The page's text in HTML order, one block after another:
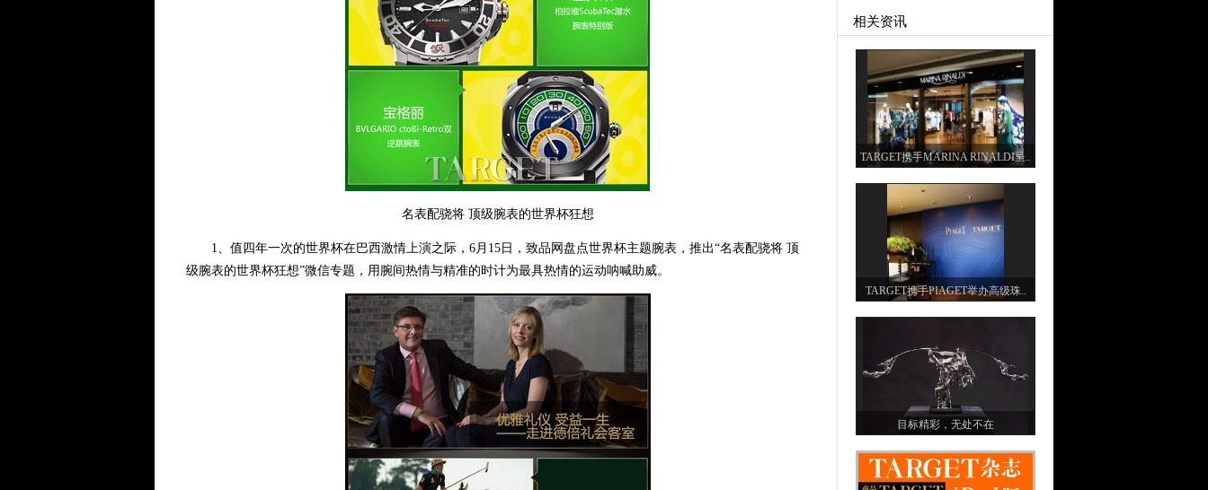
名表配骁将 顶级腕表的世界杯狂想
1、值四年一次的世界杯在巴西激情上演之际，6月15日，致品网盘点世界杯主题腕表，推出“名表配骁将 顶
级腕表的世界杯狂想”微信专题，用腕间热情与精准的时计为最具热情的运动呐喊助威。
相关资讯
TARGET携手MARINA RINALDI呈..
TARGET携手PIAGET举办高级珠..
目标精彩，无处不在